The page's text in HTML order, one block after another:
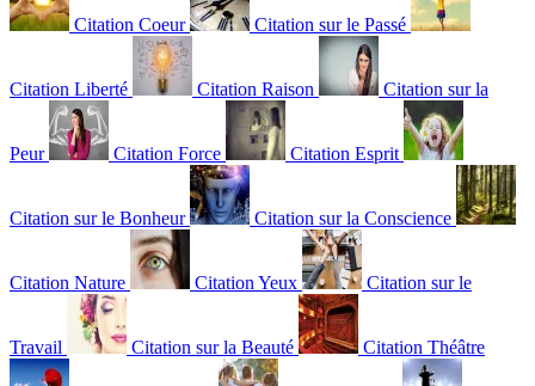
Citation Coeur Citation sur le Passé
Citation Liberté Citation Raison Citation sur la
Peur Citation Force Citation Esprit
Citation sur le Bonheur Citation sur la Conscience
Citation Nature Citation Yeux Citation sur le
Travail Citation sur la Beauté Citation Théâtre